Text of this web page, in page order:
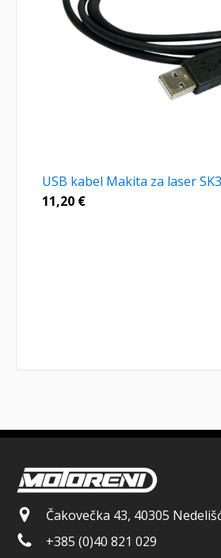
USB kabel Makita za laser
11,20 €
Čakovečka 43, 40305
+385 (0)40 821 029